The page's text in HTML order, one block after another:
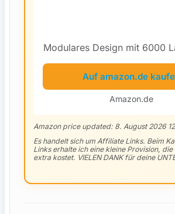
Modulares Design mit 6000
Auf amazon.de
Amazon.de
Amazon price updated: 8. August 2026
Es handelt sich um Affiliate Links. Beim
Links erhalte ich eine kleine Provision,
extra kostet. VIELEN DANK für deine